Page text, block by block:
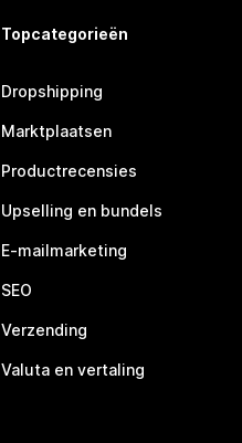
Topcategorieën
Dropshipping
Marktplaatsen
Productrecensies
Upselling en bundels
E-mailmarketing
SEO
Verzending
Valuta en vertaling